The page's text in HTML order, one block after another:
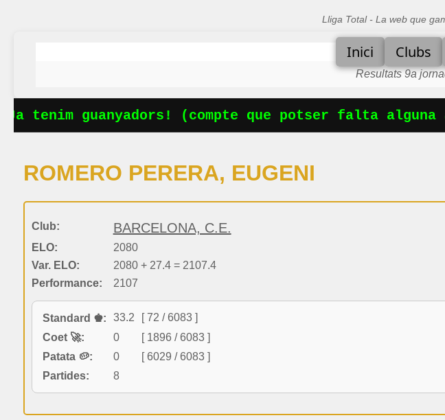
Lliga Total - La web que
Inici Clubs
Resultats 9a
tenim guanyadors! (compte que potser falta alguna
ROMERO PERERA, EUGENI
Club: BARCELONA, C.E.
ELO:
2080
Var. ELO:
2080 + 27.4 = 2107.4
Performance:
2107
Standard ♚: 33.2
[ 72 / 6083 ]
Coet 🚀:
0
[ 1896 / 6083 ]
Patata 🥔:
0
[ 6029 / 6083 ]
Partides:
8